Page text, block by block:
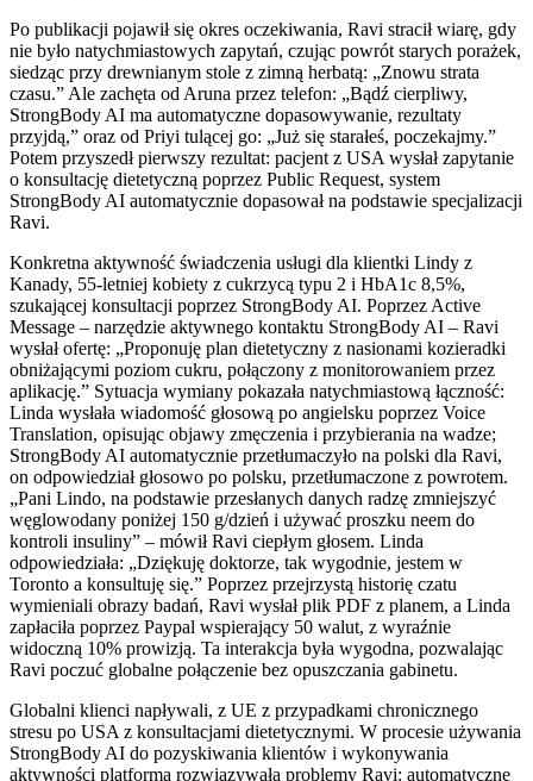
Po publikacji pojawił się okres oczekiwania, Ravi stracił wiarę, gdy
nie było natychmiastowych zapytań, czując powrót starych porażek,
siedząc przy drewnianym stole z zimną herbatą: „Znowu strata
czasu.” Ale zachęta od Aruna przez telefon: „Bądź cierpliwy,
StrongBody AI ma automatyczne dopasowywanie, rezultaty
przyjdą,” oraz od Priyi tulącej go: „Już się starałeś, poczekajmy.”
Potem przyszedł pierwszy rezultat: pacjent z USA wysłał zapytanie
o konsultację dietetyczną poprzez Public Request, system
StrongBody AI automatycznie dopasował na podstawie specjalizacji
Ravi.
Konkretna aktywność świadczenia usługi dla klientki Lindy z
Kanady, 55-letniej kobiety z cukrzycą typu 2 i HbA1c 8,5%,
szukającej konsultacji poprzez StrongBody AI. Poprzez Active
Message – narzędzie aktywnego kontaktu StrongBody AI – Ravi
wysłał ofertę: „Proponuję plan dietetyczny z nasionami kozieradki
obniżającymi poziom cukru, połączony z monitorowaniem przez
aplikację.” Sytuacja wymiany pokazała natychmiastową łączność:
Linda wysłała wiadomość głosową po angielsku poprzez Voice
Translation, opisując objawy zmęczenia i przybierania na wadze;
StrongBody AI automatycznie przetłumaczyło na polski dla Ravi,
on odpowiedział głosowo po polsku, przetłumaczone z powrotem.
„Pani Lindo, na podstawie przesłanych danych radzę zmniejszyć
węglowodany poniżej 150 g/dzień i używać proszku neem do
kontroli insuliny” – mówił Ravi ciepłym głosem. Linda
odpowiedziała: „Dziękuję doktorze, tak wygodnie, jestem w
Toronto a konsultuję się.” Poprzez przejrzystą historię czatu
wymieniali obrazy badań, Ravi wysłał plik PDF z planem, a Linda
zapłaciła poprzez Paypal wspierający 50 walut, z wyraźnie
widoczną 10% prowizją. Ta interakcja była wygodna, pozwalając
Ravi poczuć globalne połączenie bez opuszczania gabinetu.
Globalni klienci napływali, z UE z przypadkami chronicznego
stresu po USA z konsultacjami dietetycznymi. W procesie używania
StrongBody AI do pozyskiwania klientów i wykonywania
aktywności platforma rozwiązywała problemy Ravi: automatyczne